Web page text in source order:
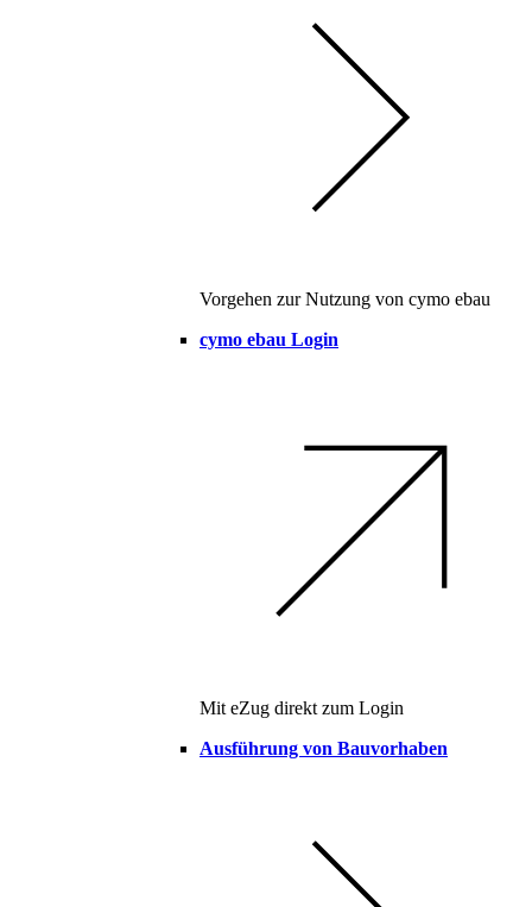
Vorgehen zur Nutzung von cymo ebau
cymo ebau Login
Mit eZug direkt zum Login
Ausführung von Bauvorhaben